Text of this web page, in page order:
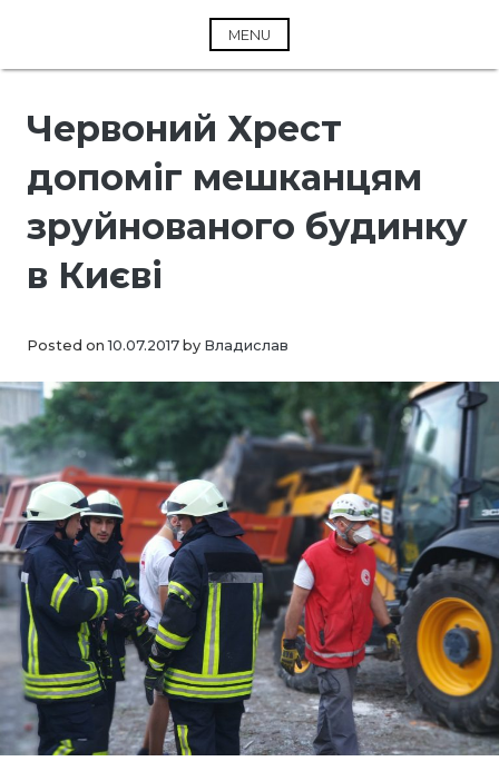
MENU
Червоний Хрест
допоміг мешканцям
зруйнованого будинку
в Києві
Posted on10.07.2017 by Владислав